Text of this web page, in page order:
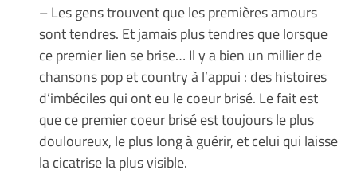
– Les gens trouvent que les premières amours
sont tendres. Et jamais plus tendres que lorsque
ce premier lien se brise… Il y a bien un millier de
chansons pop et country à l’appui : des histoires
d’imbéciles qui ont eu le coeur brisé. Le fait est
que ce premier coeur brisé est toujours le plus
douloureux, le plus long à guérir, et celui qui laisse
la cicatrise la plus visible.